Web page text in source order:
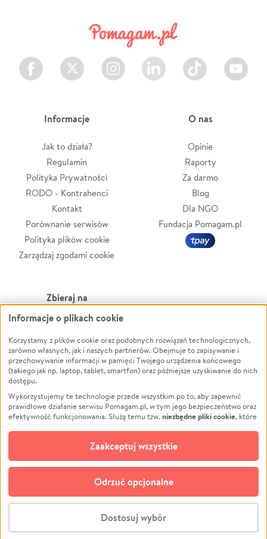
Stwórz zbiórkę - za darmo
Facebook Twitter Instagram LinkedIn TikTok Youtube
Informacje
Jak to działa?
Regulamin
Polityka Prywatności
RODO - Kontrahenci
Kontakt
Porównanie serwisów
Polityka plików cookie
Zarządzaj zgodami cookie
O nas
Opinie
Raporty
Za darmo
Blog
Dla NGO
Fundacja Pomagam.pl
Zbieraj na
Leczenie
Zwierzęta
Pożar
Ukraina
Pomoc Finansowa
Projekty
Pogrzeb
Społeczność lokalna
Kultura
Powódź
Wichura
NGO
Edukacja
Podróż
Impreza
Ochrona środowiska
Biznes
© CROWDING SP. Z O.O.
Informacje o plikach cookie
Korzystamy z plików cookie oraz podobnych rozwiązań technologicznych,
zarówno własnych, jak i naszych partnerów. Obejmuje to zapisywanie i
przechowywanie informacji w pamięci Twojego urządzenia końcowego
(takiego jak np. laptop, tablet, smartfon) oraz późniejsze uzyskiwanie do nich
dostępu.
Wykorzystujemy te technologie przede wszystkim po to, aby zapewnić
prawidłowe działanie serwisu Pomagam.pl, w tym jego bezpieczeństwo oraz
efektywność funkcjonowania. Służą temu tzw.niezbędne pliki cookie, które
opcjonalnych plików cookie
technologii do celów analitycznych i retargetingowych. Możesz wyrazić
zgodę na ich stosowanie lub jej odmówić. W dowolnym momencie masz
możliwość zmiany swoich preferencji na stronie „Zarządzaj zgodami cookie”,
do której link znajdziesz w stopce serwisu Pomagam.pl. Opcjonalne pliki
cookie wykorzystywane są w następujących celach:
działanie serwisu Pomagam.pl. Dzięki nim możemy zrozumieć, jak
użytkownicy korzystają z naszego serwisu – skąd trafiają do serwisu, jak
Dostosuj wybór
Odrzuć opcjonalne
Zaakceptuj wszystkie